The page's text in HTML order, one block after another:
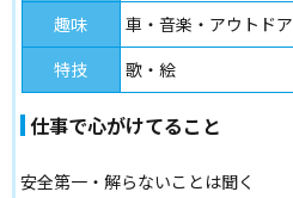
趣味
車・音楽・アウトドア
特技
歌・絵
仕事で心がけてること
安全第一・解らないことは聞く